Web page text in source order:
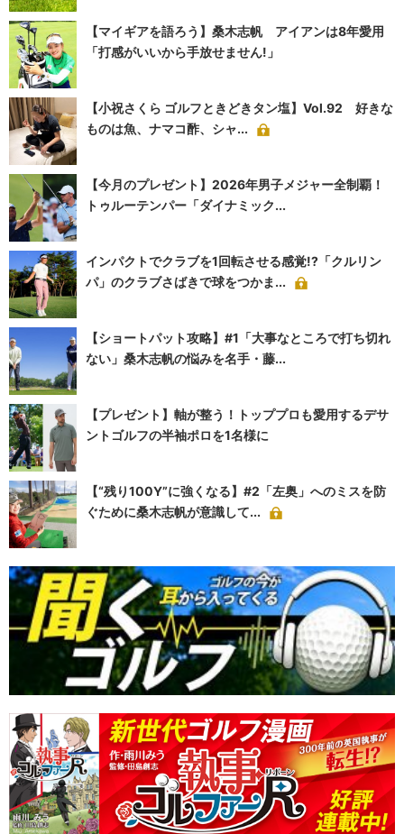
【マイギアを語ろう】桑木志帆 アイアンは8年愛用
「打感がいいから手放せません!」
【小祝さくら ゴルフときどきタン塩】Vol.92 好きな
ものは魚、ナマコ酢、シャ...
【今月のプレゼント】2026年男子メジャー全制覇！
トゥルーテンパー「ダイナミック...
インパクトでクラブを1回転させる感覚!?「クルリン
パ」のクラブさばきで球をつかま...
【ショートパット攻略】#1「大事なところで打ち切れ
ない」桑木志帆の悩みを名手・藤...
【プレゼント】軸が整う！トッププロも愛用するデサ
ントゴルフの半袖ポロを1名様に
【“残り100Y”に強くなる】#2「左奥」へのミスを防
ぐために桑木志帆が意識して...